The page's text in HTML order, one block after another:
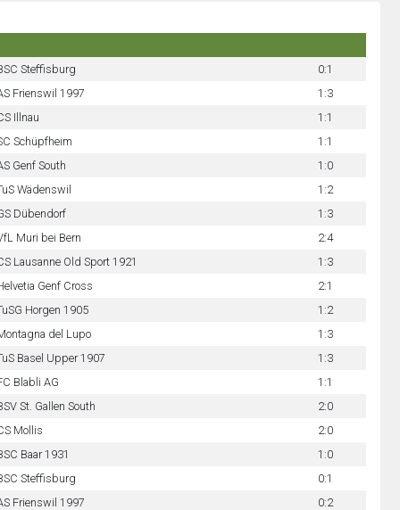
Steffisburg
0:1
Frienswil 1997
1:3
Illnau
1:1
Schüpfheim
1:1
Genf South
1:0
Wädenswil
1:2
Dübendorf
1:3
Muri bei Bern
2:4
Lausanne Old Sport 1921
1:3
Genf Cross
2:1
Horgen 1905
1:2
del Lupo
1:3
Basel Upper 1907
1:3
Blabli AG
1:1
St. Gallen South
2:0
Mollis
2:0
Baar 1931
1:0
Steffisburg
0:1
Frienswil 1997
0:2